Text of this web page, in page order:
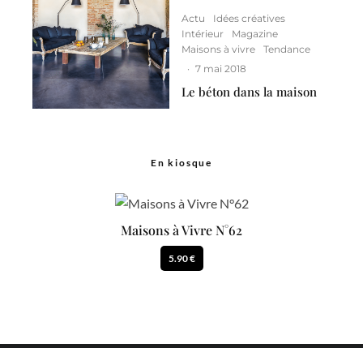
Actu
Idées créatives
Intérieur
Magazine
Maisons à vivre
Tendance
· 7 mai 2018
Le béton dans la maison
En kiosque
Maisons à Vivre N°62
5.90 €